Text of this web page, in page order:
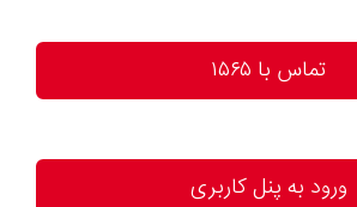
تماس با ۱۵۶۵
ورود به پنل کاربری